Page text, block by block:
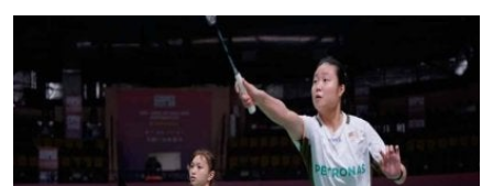
selepas menewaskan...